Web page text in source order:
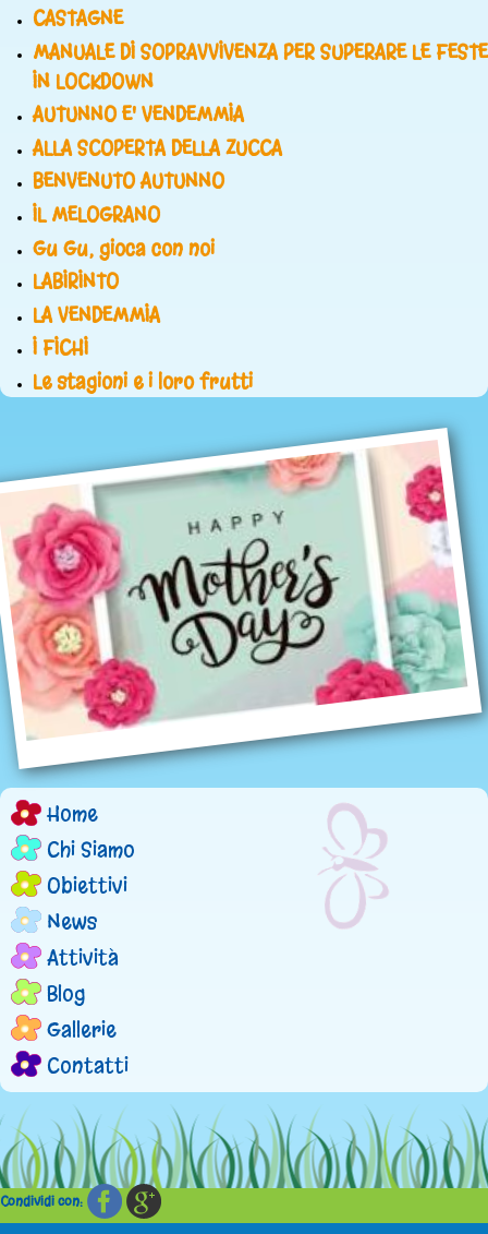
CASTAGNE
MANUALE DI SOPRAVVIVENZA PER SUPERARE LE FESTE
IN LOCKDOWN
AUTUNNO E' VENDEMMIA
ALLA SCOPERTA DELLA ZUCCA
BENVENUTO AUTUNNO
IL MELOGRANO
Gu Gu, gioca con noi
LABIRINTO
LA VENDEMMIA
I FICHI
Le stagioni e i loro frutti
M
e
n
u
p
r
n
c
Home
Chi Siamo
Obiettivi
News
Attività
Blog
Gallerie
Contatti
Condividi con: